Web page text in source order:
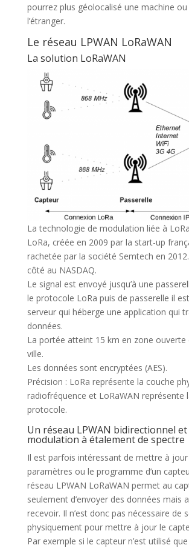
pourrez plus géolocalisé une machine
l’étranger.
Le réseau LPWAN LoRaWAN
La solution LoRaWAN
La technologie de modulation liée à
LoRa, créée en 2009 par la start-up
rachetée par la société Semtech en
côté au NASDAQ.
Le signal est envoyé jusqu’à une
le protocole LoRa puis de passerelle il
serveur qui héberge une application qui
données.
La portée atteint 15 km en zone ouverte
ville.
Les données sont encryptées (AES).
Précision : LoRa représente la couche
radiofréquence et LoRaWAN représente
protocole.
Un réseau LPWAN bidirectionnel
modulation à étalement de spectre
Il est parfois intéressant de mettre à jour
paramètres ou le programme d’un
réseau LPWAN LoRaWAN permet au
seulement d’envoyer des données mais
recevoir. Il n’est donc pas nécessaire de
physiquement pour mettre à jour le
Par exemple si le capteur n’est utilisé